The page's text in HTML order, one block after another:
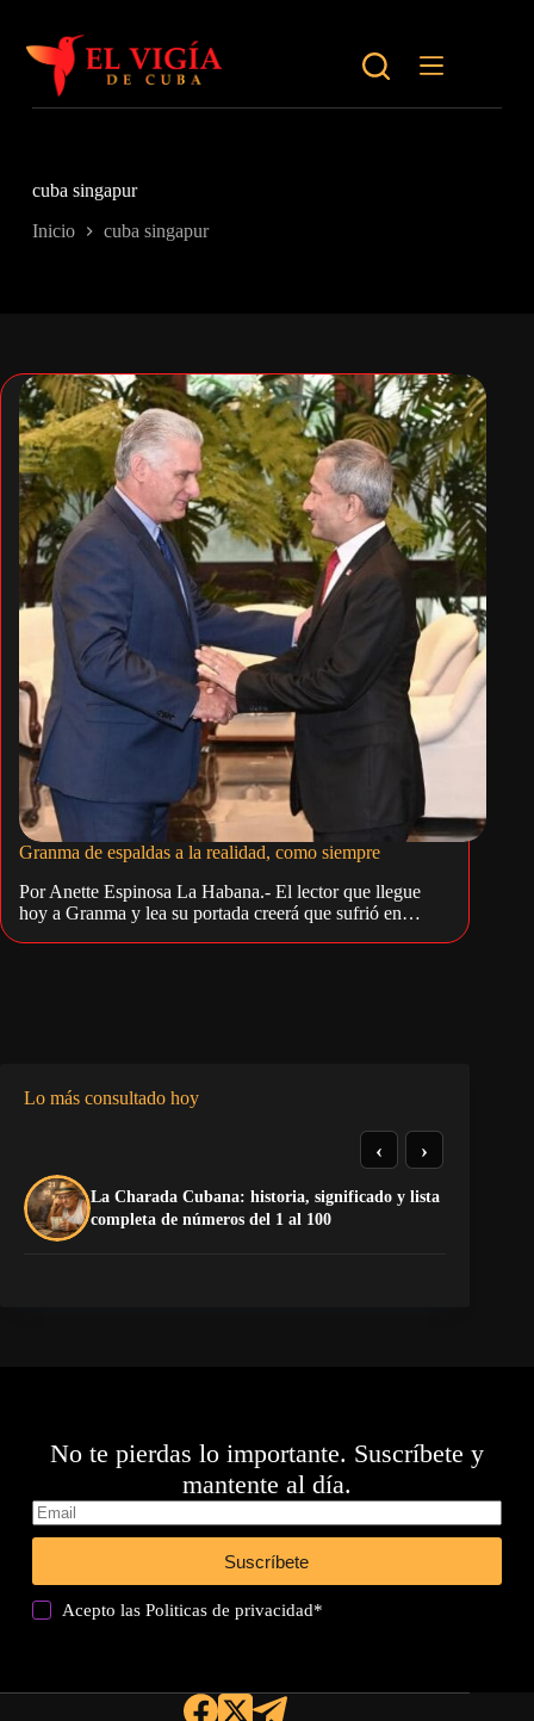
contenido
cuba singapur
Inicio cuba singapur
Granma de espaldas a la realidad, como siempre
Por Anette Espinosa La Habana.- El lector que llegue
hoy a Granma y lea su portada creerá que sufrió en…
Lo más consultado hoy
La Charada Cubana: historia, significado y lista
completa de números del 1 al 100
‹ ›
No te pierdas lo importante. Suscríbete y
mantente al día.
Suscríbete
Acepto lasPoliticas de privacidad*